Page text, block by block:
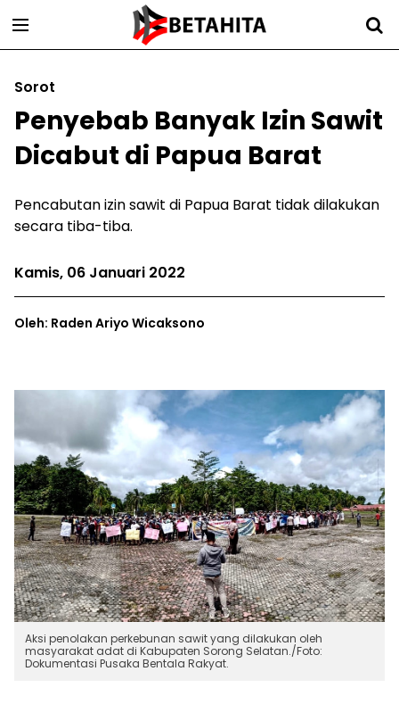
Sorot
Penyebab Banyak Izin Sawit
Dicabut di Papua Barat
Pencabutan izin sawit di Papua Barat tidak dilakukan
secara tiba-tiba.
Kamis, 06 Januari 2022
Oleh: Raden Ariyo Wicaksono
Aksi penolakan perkebunan sawit yang dilakukan oleh
masyarakat adat di Kabupaten Sorong Selatan./Foto:
Dokumentasi Pusaka Bentala Rakyat.